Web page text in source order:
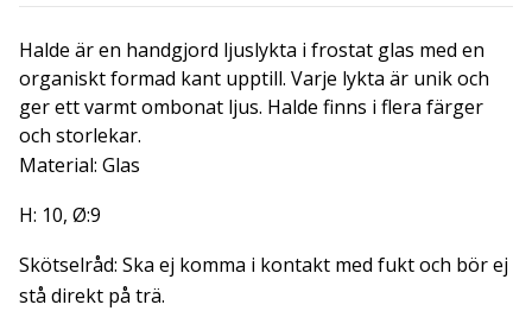
Halde är en handgjord ljuslykta i frostat glas med en
organiskt formad kant upptill. Varje lykta är unik och
ger ett varmt ombonat ljus. Halde finns i flera färger
och storlekar.
Material: Glas
H: 10, Ø:9
Skötselråd: Ska ej komma i kontakt med fukt och bör ej
stå direkt på trä.